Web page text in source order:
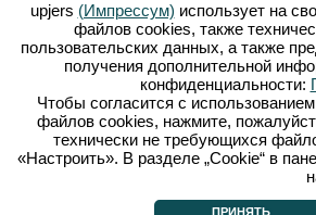
upjers (Импрессум) использует на
файлов сookies, также
пользовательских данных, а также
получения дополнительной
конфиденциальности:
Чтобы согласится с
файлов cookies, нажмите,
технически не требующихся
«Настроить». В разделе „Cookie“ в
ПРИНЯТЬ